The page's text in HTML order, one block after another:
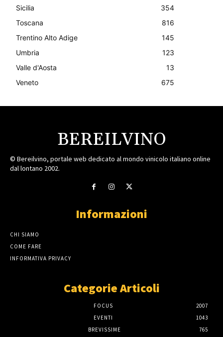
Sicilia
354
Toscana
816
Trentino Alto Adige
145
Umbria
123
Valle d'Aosta
13
Veneto
675
BEREILVINO
© Bereilvino, portale web dedicato al mondo vinicolo italiano online
dal lontano 2002.
Informazioni
CHI SIAMO
COME FARE
INFORMATIVA PRIVACY
Categorie Articoli
FOCUS
2007
EVENTI
1043
BREVISSIME
765